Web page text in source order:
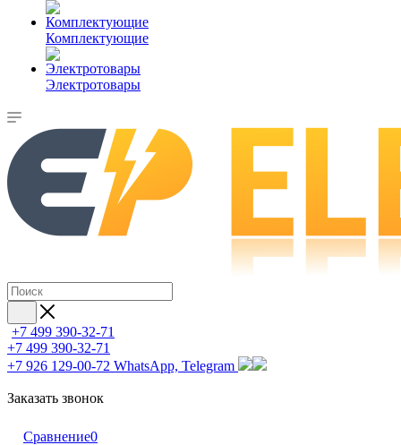
Комплектующие
Электротовары
+7 499 390-32-71
+7 499 390-32-71
+7 926 129-00-72 WhatsApp, Telegram
Заказать звонок
Сравнение0